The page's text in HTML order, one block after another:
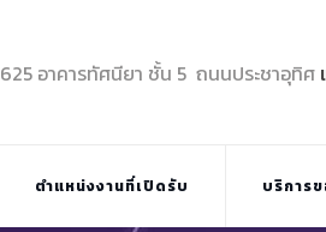
625 อาคารทัศนียา ชั้น 5 ถนนประชาอุทิศ
ตำแหน่งงานที่เปิดรับ บริการข